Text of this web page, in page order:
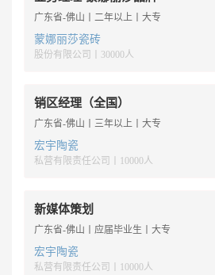
广东省-佛山丨二年以上丨大专
蒙娜丽莎瓷砖
股份有限公司丨30000人
销区经理（全国）
广东省-佛山丨三年以上丨大专
宏宇陶瓷
私营有限责任公司丨10000人
新媒体策划
广东省-佛山丨应届毕业生丨大专
宏宇陶瓷
私营有限责任公司丨10000人